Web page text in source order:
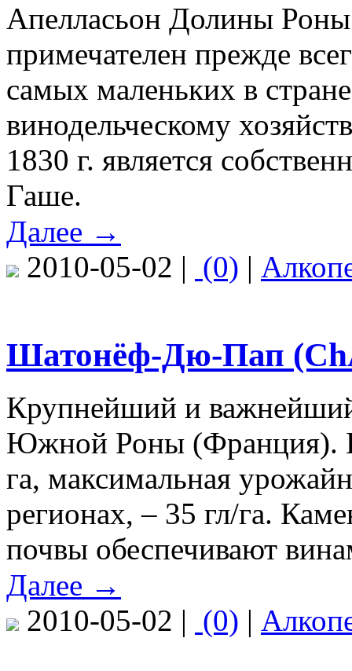
Апелласьон Долины
примечателен прежде
самых маленьких в
винодельческому
1830 г. является
Гаше.
Далее →
2010-05-02 | (0) |
Шатонёф-Дю-Пап
Крупнейший и
Южной Роны (Франция).
га, максимальная
регионах, – 35 гл/га.
почвы обеспечивают
Далее →
2010-05-02 | (0) |